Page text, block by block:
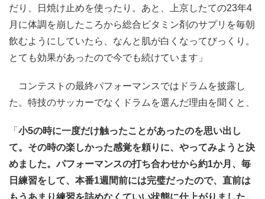
だり、日焼け止めを使ったり。あと、上京したての23年4
月に体調を崩したころから総合ビタミン剤のサプリを毎朝
飲むようにしていたら、なんと肌が白くなってびっくり。
とても効果があったので今でも続けています」
コンテストの最終パフォーマンスではドラムを披露し
た。特技のサッカーでなくドラムを選んだ理由を聞くと、
「 小5の時に一度だけ触ったことがあったのを思い出し
て。その時の楽しかった感覚を頼りに、やってみようと決
めました。パフォーマンスの打ち合わせから約1か月、毎
日練習をして、本番1週間前には完璧だったので、直前は